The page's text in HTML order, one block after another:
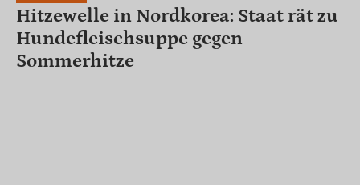
Hitzewelle in Nordkorea: Staat rät zu
Hundefleischsuppe gegen
Sommerhitze